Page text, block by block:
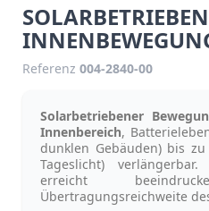
Referenz 004-2840-00
Solarbetriebener
Innenbereich,
dunklen Gebäuden) bis
Tageslicht)
erreicht
Übertragungsreichweite